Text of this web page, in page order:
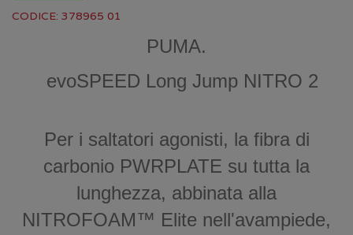
CODICE: 378965 01
PUMA.
evoSPEED Long Jump NITRO 2
Per i saltatori agonisti, la fibra di
carbonio PWRPLATE su tutta la
lunghezza, abbinata alla
NITROFOAM™ Elite nell'avampiede,